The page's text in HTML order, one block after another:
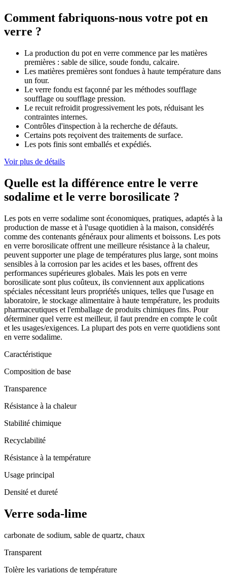
Comment fabriquons-nous votre pot en
verre ?
La production du pot en verre commence par les matières
premières : sable de silice, soude fondu, calcaire.
Les matières premières sont fondues à haute température dans
un four.
Le verre fondu est façonné par les méthodes soufflage
soufflage ou soufflage pression.
Le recuit refroidit progressivement les pots, réduisant les
contraintes internes.
Contrôles d'inspection à la recherche de défauts.
Certains pots reçoivent des traitements de surface.
Les pots finis sont emballés et expédiés.
Voir plus de détails
Quelle est la différence entre le verre
sodalime et le verre borosilicate ?
Les pots en verre sodalime sont économiques, pratiques, adaptés à la
production de masse et à l'usage quotidien à la maison, considérés
comme des contenants généraux pour aliments et boissons. Les pots
en verre borosilicate offrent une meilleure résistance à la chaleur,
peuvent supporter une plage de températures plus large, sont moins
sensibles à la corrosion par les acides et les bases, offrent des
performances supérieures globales. Mais les pots en verre
borosilicate sont plus coûteux, ils conviennent aux applications
spéciales nécessitant leurs propriétés uniques, telles que l'usage en
laboratoire, le stockage alimentaire à haute température, les produits
pharmaceutiques et l'emballage de produits chimiques fins. Pour
déterminer quel verre est meilleur, il faut prendre en compte le coût
et les usages/exigences. La plupart des pots en verre quotidiens sont
en verre sodalime.
Caractéristique
Composition de base
Transparence
Résistance à la chaleur
Stabilité chimique
Recyclabilité
Résistance à la température
Usage principal
Densité et dureté
Verre soda-lime
carbonate de sodium, sable de quartz, chaux
Transparent
Tolère les variations de température